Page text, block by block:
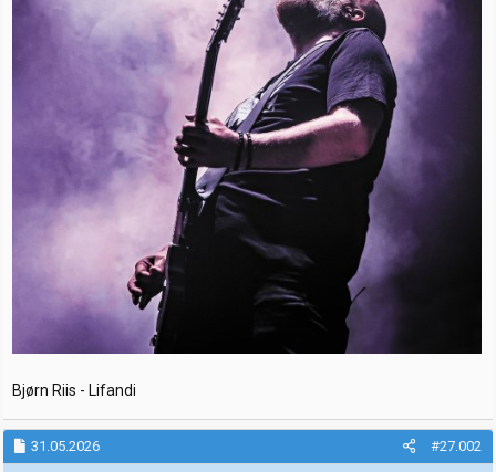
Bjørn Riis - Lifandi
31.05.2026 #27.002